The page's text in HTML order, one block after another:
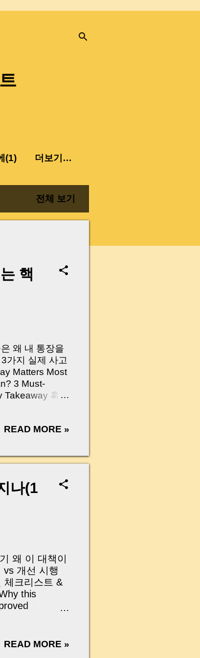
(1) 더보기…
전체 보기
핵
왜 내 통장을
가지 실제 사고
Matters Most
3 Must-
Takeaway 혹시
겪었던 일입니
안 들어오죠?”
생기는 걱정입
제대로 이해
수 있습니다. |
READ MORE »
나(1
왜 이 대책이
개선 시행
체크리스트 &
this
, 현실적인 대
READ MORE »